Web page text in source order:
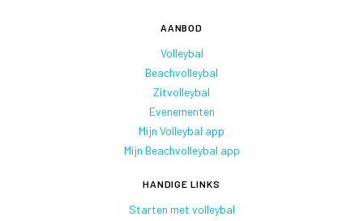
AANBOD
Volleybal
Beachvolleybal
Zitvolleybal
Evenementen
Mijn Volleybal app
Mijn Beachvolleybal app
HANDIGE LINKS
Starten met volleybal